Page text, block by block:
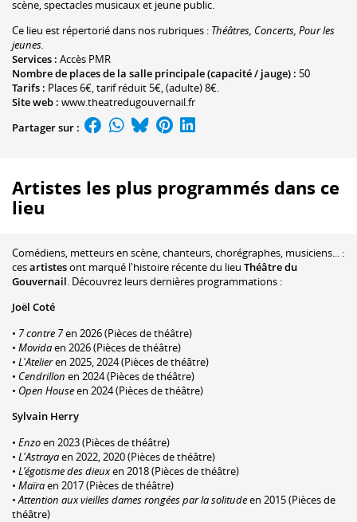
scène, spectacles musicaux et jeune public.
Ce lieu est répertorié dans nos rubriques : Théâtres, Concerts, Pour les
jeunes.
Services : Accès PMR
Nombre de places de la salle principale (capacité / jauge) : 50
Tarifs : Places 6€, tarif réduit 5€, (adulte) 8€.
Site web : www.theatredugouvernail.fr
Partager sur :
Artistes les plus programmés dans ce
lieu
Comédiens, metteurs en scène, chanteurs, chorégraphes, musiciens... :
cesartistesont marqué l'histoire récente du lieu Théâtre du
Gouvernail. Découvrez leurs dernières programmations :
Joël Coté
• 7 contre 7en 2026 (Pièces de théâtre)
• Movidaen 2026 (Pièces de théâtre)
• L'Atelieren 2025, 2024 (Pièces de théâtre)
• Cendrillon en 2024 (Pièces de théâtre)
• Open Houseen 2024 (Pièces de théâtre)
Sylvain Herry
• Enzoen 2023 (Pièces de théâtre)
• L'Astrayaen 2022, 2020 (Pièces de théâtre)
• L’égotisme des dieuxen 2018 (Pièces de théâtre)
• Maïraen 2017 (Pièces de théâtre)
•Attention aux vieilles dames rongées par la solitudeen 2015 (Pièces de
théâtre)